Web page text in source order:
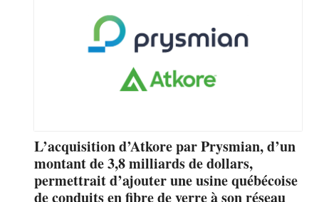
L’acquisition d’Atkore par Prysmian, d’un
montant de 3,8 milliards de dollars,
permettrait d’ajouter une usine québécoise
de conduits en fibre de verre à son réseau